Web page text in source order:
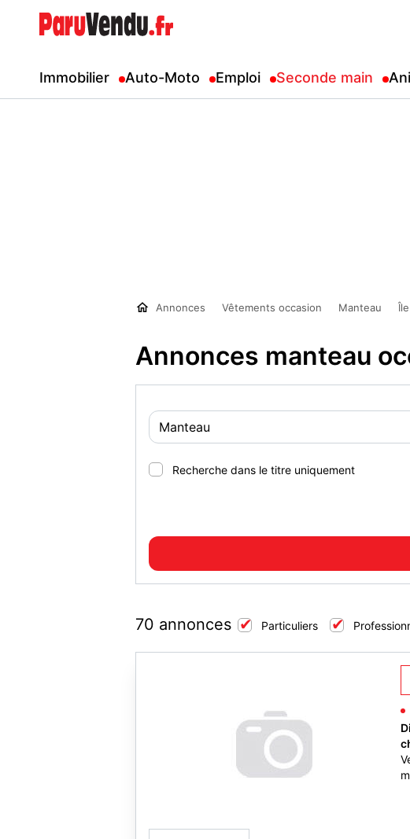
Immobilier Auto-Moto Emploi Seconde main
Annonces Vêtements occasion Manteau
Annonces manteau
Recherche dans le titre uniquement
70 annonces Particuliers